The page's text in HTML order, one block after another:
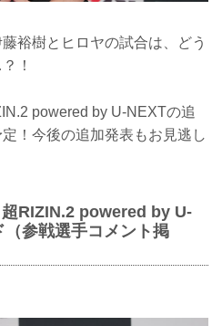
裕樹とヒロヤの試合は、どう
！
powered by U-NEXTの追
！今後の追加発表もお見逃し
RIZIN.2 powered by U-
参戦選手コメント掲